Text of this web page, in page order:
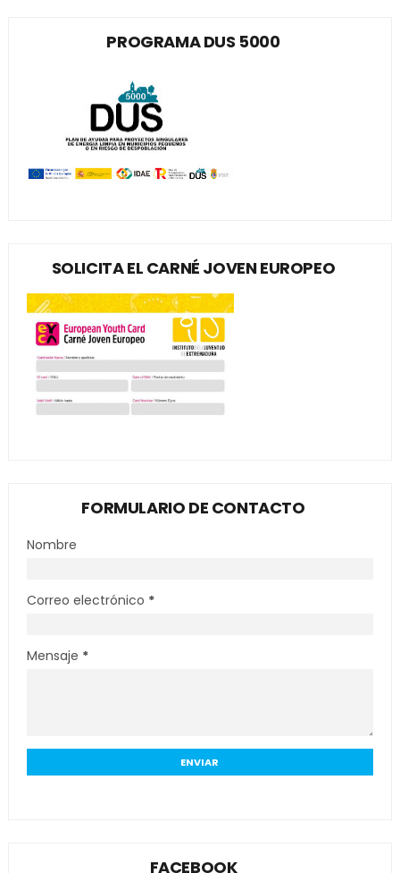
PROGRAMA DUS 5000
SOLICITA EL CARNÉ JOVEN EUROPEO
FORMULARIO DE CONTACTO
Nombre
Correo electrónico *
Mensaje *
FACEBOOK